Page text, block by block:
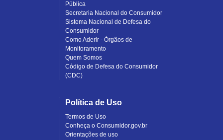
Pública
Secretaria Nacional do Consumidor
Sistema Nacional de Defesa do
Consumidor
Como Aderir - Órgãos de
Monitoramento
Quem Somos
Código de Defesa do Consumidor
(CDC)
Política de Uso
Termos de Uso
Conheça o Consumidor.gov.br
Orientações de uso